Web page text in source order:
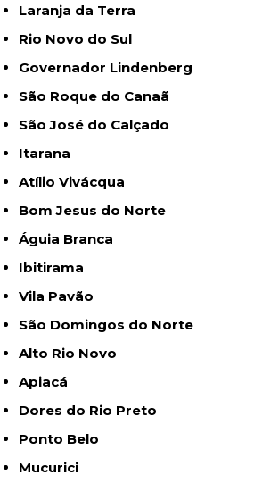
Laranja da Terra
Rio Novo do Sul
Governador Lindenberg
São Roque do Canaã
São José do Calçado
Itarana
Atílio Vivácqua
Bom Jesus do Norte
Águia Branca
Ibitirama
Vila Pavão
São Domingos do Norte
Alto Rio Novo
Apiacá
Dores do Rio Preto
Ponto Belo
Mucurici